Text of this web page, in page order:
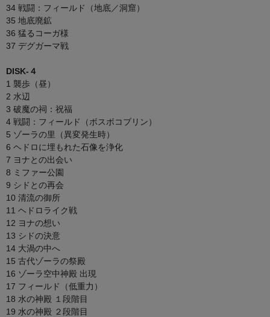
34 戦闘：フィールド（地底／洞窟）
35 地底廃鉱
36 猛るコーガ様
37 デグガーマ戦
DISK-４
1 襲歩（昼）
2 水辺
3 破魔の祠：祝福
4 戦闘：フィールド（ボスボコブリン）
5 ゾーラの里（異変発生時）
6 ヘドロに埋もれた石像を浄化
7 ヨナとの出会い
8 ミファー公園
9 シドとの再会
10 清流の御所
11 ヘドロライク戦
12 ヨナの想い
13 シドの決意
14 大渦の中へ
15 古代ゾーラの祭殿
16 ゾーラ空中神殿 出現
17 フィールド（低重力）
18 水の神殿 １段階目
19 水の神殿 ２段階目